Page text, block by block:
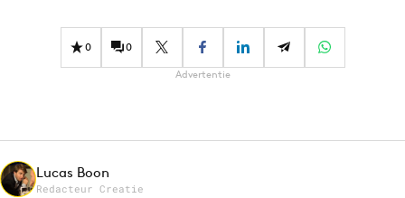
Diversiteit
Effectiviteit
Martech
Media
0 0
Advertentie
Lucas Boon
Redacteur Creatie